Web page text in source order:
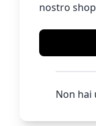
nostro
Non hai